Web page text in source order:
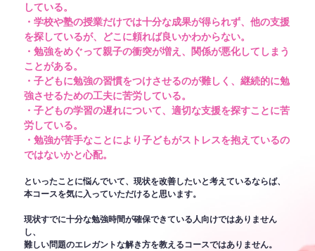
している。
・学校や塾の授業だけでは十分な成果が得られず、他の支援
を探しているが、どこに頼れば良いかわからない。
・勉強をめぐって親子の衝突が増え、関係が悪化してしまう
ことがある。
・子どもに勉強の習慣をつけさせるのが難しく、継続的に勉
強させるための工夫に苦労している。
・子どもの学習の遅れについて、適切な支援を探すことに苦
労している。
・勉強が苦手なことにより子どもがストレスを抱えているの
ではないかと心配。
といったことに悩んでいて、現状を改善したいと考えているならば、
本コースを気に入っていただけると思います。
現状すでに十分な勉強時間が確保できている人向けではありません
し、
難しい問題のエレガントな解き方を教えるコースではありません。